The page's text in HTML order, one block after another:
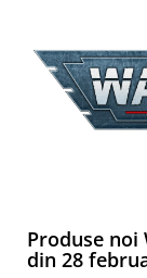
Puzzle 3 in 1
Puzzle 350 piese
Puzzle 275 piese
Warhammer 40K
Age of Sigmar
Produse noi
din 28